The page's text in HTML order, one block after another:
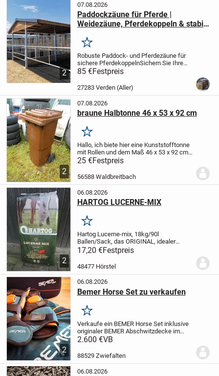
2
07.08.2026
Paddockzäune für Pferde |
Weidezäune, Pferdekoppeln & stabile
Merken
Robuste Paddock- und Pferdezäune für
sichere PferdekoppelnSichern Sie Ihre
Pferde mit hochwertigen Paddockzäunen
und Weidezäunen für Pferde - stabil,
langlebig und einfach zu
Unsere...
85 €Festpreis
27283 Verden (Aller)
2
07.08.2026
braune Halbtonne 46 x 53 x 92 cm
Merken
Hallo, ich biete hier eine Kunststofftonne
mit Rollen und dem Maß 46 x 53 x 92 cm
zum Kauf an. Das Innenmaß ist 36 x 36 x
50 cm. Die Tonne ist ohne Mängel,
sauber, geruchsfrei und kann als
25 €Festpreis
56588 Waldbreitbach
2
06.08.2026
HARTOG LUCERNE-MIX
Merken
Hartog Lucerne-mix, 18kg/90l
Ballen/Sack, das ORIGINAL, idealer
Raufutterersatz oder als gesunde Zugabe
Preis bei Abnahme von min. 21 Ballen
16,90 Euro/Stück inkl. MWSt und ab Lager
bei Barzahlung...
17,20 €Festpreis
48477 Hörstel
2
06.08.2026
Bemer Horse Set zu verkaufen
Merken
Verkaufe ein BEMER Horse Set inklusive
originaler BEMER Abschwitzdecke im
Komplettset.Das Set wurde im Juni 2021
sich in einem sehr guten, gepflegten
Zustand....
2.600 €VB
88529 Zwiefalten
06.08.2026